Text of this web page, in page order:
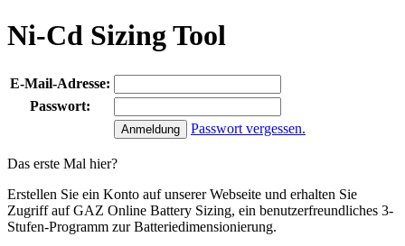
Ni-Cd Sizing Tool
E-Mail-Adresse:
Passwort:
Passwort vergessen.
Das erste Mal hier?
Erstellen Sie ein Konto auf unserer Webseite und erhalten Sie
Zugriff auf GAZ Online Battery Sizing, ein benutzerfreundliches 3-
Stufen-Programm zur Batteriedimensionierung.